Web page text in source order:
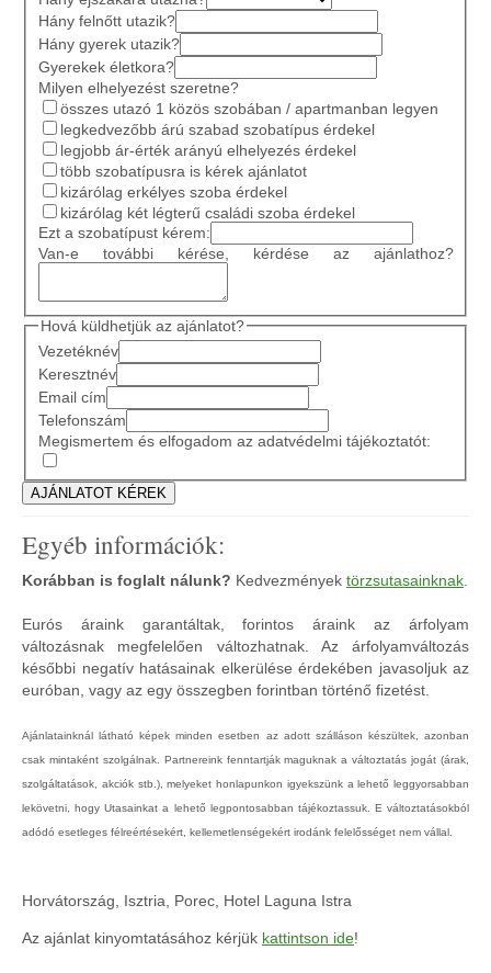
Hány felnőtt utazik?
Hány gyerek utazik?
Gyerekek életkora?
Milyen elhelyezést szeretne?
összes utazó 1 közös szobában / apartmanban legyen
legkedvezőbb árú szabad szobatípus érdekel
legjobb ár-érték arányú elhelyezés érdekel
több szobatípusra is kérek ajánlatot
kizárólag erkélyes szoba érdekel
kizárólag két légterű családi szoba érdekel
Ezt a szobatípust kérem:
Van-e további kérése, kérdése az ajánlathoz?
Hová küldhetjük az ajánlatot?
Vezetéknév
Keresztnév
Email cím
Telefonszám
Megismertem és elfogadom az adatvédelmi tájékoztatót:
Egyéb információk:
Korábban is foglalt nálunk? Kedvezmények törzsutasainknak.
Eurós áraink garantáltak, forintos áraink az árfolyam
változásnak megfelelően változhatnak. Az árfolyamváltozás
későbbi negatív hatásainak elkerülése érdekében javasoljuk az
euróban, vagy az egy összegben forintban történő fizetést.
Ajánlatainknál látható képek minden esetben az adott szálláson készültek, azonban
csak mintaként szolgálnak. Partnereink fenntartják maguknak a változtatás jogát (árak,
szolgáltatások, akciók stb.), melyeket honlapunkon igyekszünk a lehető leggyorsabban
lekövetni, hogy Utasainkat a lehető legpontosabban tájékoztassuk. E változtatásokból
adódó esetleges félreértésekért, kellemetlenségekért irodánk felelősséget nem vállal.
Horvátország, Isztria, Porec, Hotel Laguna Istra
Az ajánlat kinyomtatásához kérjük kattintson ide!